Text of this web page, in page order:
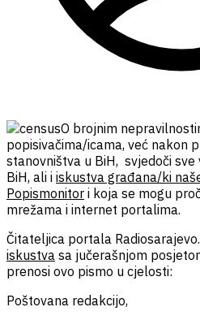
O brojnim
popisivačima/icama, već nakon
stanovništva u BiH, svjedoči sve
BiH, ali i iskustva građana/ki
Popismonitor i koja se mogu
mrežama i internet portalima.
Čitateljica portala
iskustva sa jučerašnjom
prenosi ovo pismo u cjelosti:
Poštovana redakcijo,